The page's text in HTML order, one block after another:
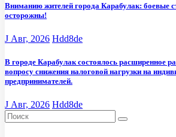
Вниманию жителей города Карабулак: боевые
осторожны!
J Авг, 2026 Hdd8de
В городе Карабулак состоялось расширенное
вопросу снижения налоговой нагрузки на
предпринимателей.
J Авг, 2026 Hdd8de